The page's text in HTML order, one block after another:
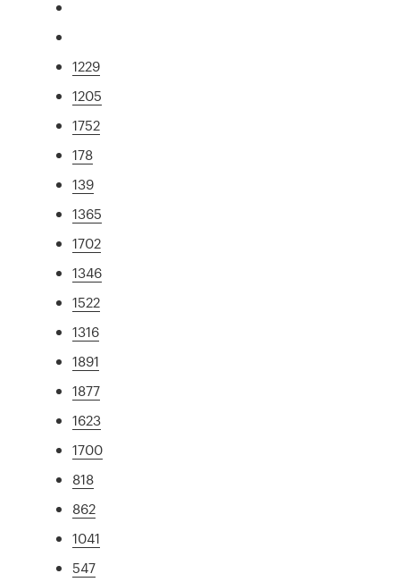
1229
1205
1752
178
139
1365
1702
1346
1522
1316
1891
1877
1623
1700
818
862
1041
547